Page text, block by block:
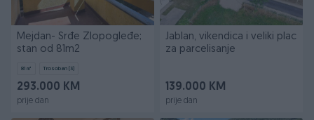
Mejdan- Srđe Zlopogleđe;
stan od 81m2
81 ㎡ Trosoban (3)
293.000 KM
prije dan
Jablan, vikendica i veliki plac
za parcelisanje
139.000 KM
prije dan